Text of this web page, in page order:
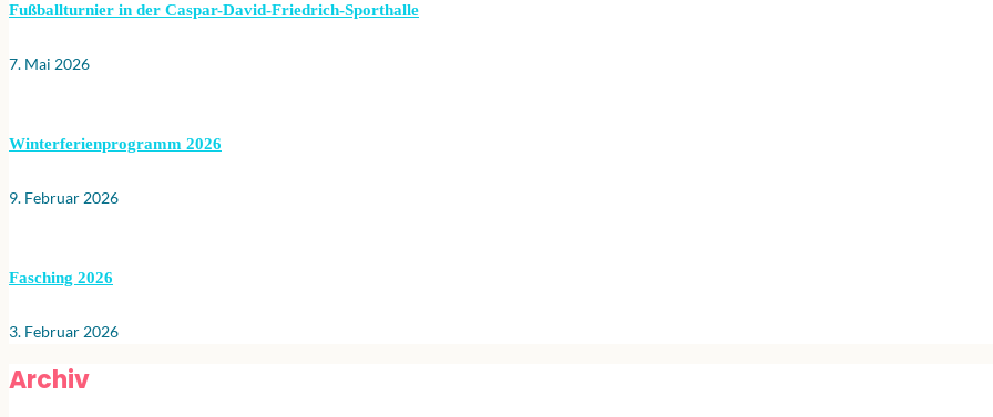
Fußballturnier in der Caspar-David-Friedrich-Sporthalle
7. Mai 2026
Winterferienprogramm 2026
9. Februar 2026
Fasching 2026
3. Februar 2026
Archiv